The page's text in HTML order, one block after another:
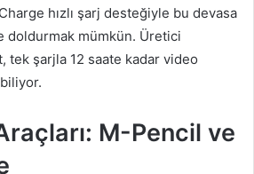
hızlı şarj desteğiyle bu devasa
doldurmak mümkün. Üretici
tek şarjla 12 saate kadar video
M-Pencil ve